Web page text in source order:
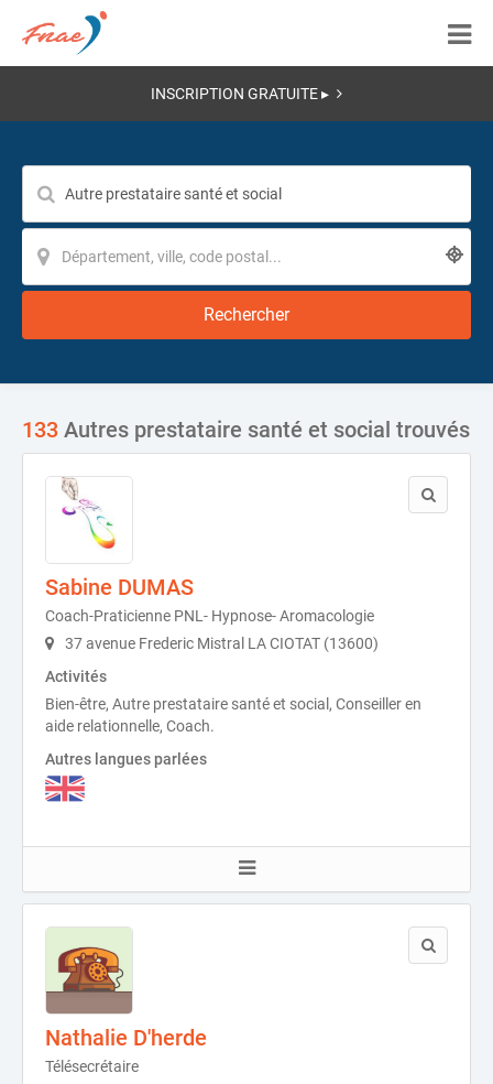
INSCRIPTION GRATUITE ▸
Rechercher
133 Autres prestataire santé et social trouvés
Sabine DUMAS
Coach-Praticienne PNL- Hypnose- Aromacologie
37 avenue Frederic Mistral LA CIOTAT (13600)
Activités
Bien-être, Autre prestataire santé et social, Conseiller en
aide relationnelle, Coach.
Autres langues parlées
Nathalie D'herde
Télésecrétaire